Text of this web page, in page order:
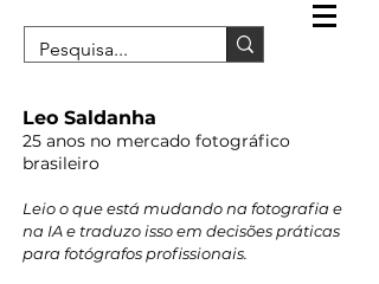
Leo Saldanha
25 anos no mercado fotográfico
brasileiro
Leio o que está mudando na fotografia e
na IA e traduzo isso em decisões práticas
para fotógrafos profissionais.